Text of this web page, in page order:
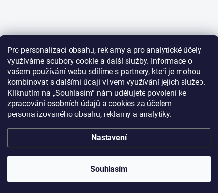
Pro personalizaci obsahu, reklamy a pro analytické účely
využíváme soubory cookie a další služby. Informace o
vašem používání webu sdílíme s partnery, kteří je mohou
kombinovat s dalšími údaji vlivem využívání jejich služeb.
Kliknutím na „Souhlasím“ nám udělujete povolení ke
zpracování osobních údajů a cookies za účelem
personalizovaného obsahu, reklamy a analytiky.
Nastavení
Souhlasím